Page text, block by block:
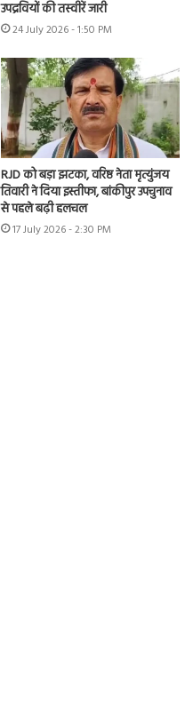
उपद्रवियों की तस्वीरें जारी
24 July 2026 - 1:50 PM
RJD को बड़ा झटका, वरिष्ठ नेता मृत्युंजय
तिवारी ने दिया इस्तीफा, बांकीपुर उपचुनाव
से पहले बढ़ी हलचल
17 July 2026 - 2:30 PM